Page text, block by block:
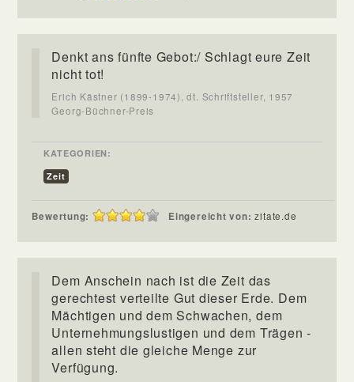
Denkt ans fünfte Gebot:/ Schlagt eure Zeit
nicht tot!
Erich Kästner (1899-1974), dt. Schriftsteller, 1957
Georg-Büchner-Preis
KATEGORIEN:
Zeit
Bewertung: Eingereicht von:zitate.de
Dem Anschein nach ist die Zeit das
gerechtest verteilte Gut dieser Erde. Dem
Mächtigen und dem Schwachen, dem
Unternehmungslustigen und dem Trägen -
allen steht die gleiche Menge zur
Verfügung.